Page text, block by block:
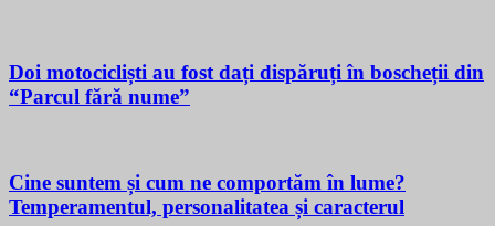
Doi motocicliști au fost dați dispăruți în boscheții din
“Parcul fără nume”
Cine suntem și cum ne comportăm în lume?
Temperamentul, personalitatea și caracterul